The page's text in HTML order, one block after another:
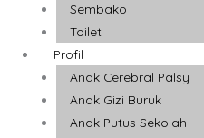
Sembako
Toilet
Profil
Anak Cerebral Palsy
Anak Gizi Buruk
Anak Putus Sekolah